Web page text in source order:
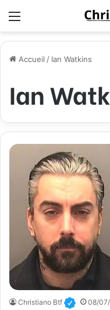
Accueil / Ian Watkins
Ian
Christiano Btf 08/